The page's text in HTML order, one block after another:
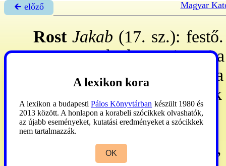
🡰 előző Magyar
RostJakab (17. sz.):
Nagyszombatban a
és aranyozta, uo. 1659:
1676: a Halottak
Garas1955:140.
Paszkál, OFM (Buda,
A lexikon kora
A lexikon a budapesti Pálos Könyvtárban készült 1980 és
2013 között. A honlapon a korabeli szócikkek olvashatók,
az újabb eseményeket, kutatási eredményeket a szócikkek
nem tartalmazzák.
OK